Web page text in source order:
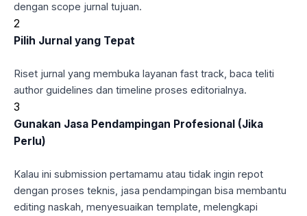
dengan scope jurnal tujuan.
2
Pilih Jurnal yang Tepat
Riset jurnal yang membuka layanan fast track, baca teliti
author guidelines dan timeline proses editorialnya.
3
Gunakan Jasa Pendampingan Profesional (Jika
Perlu)
Kalau ini submission pertamamu atau tidak ingin repot
dengan proses teknis, jasa pendampingan bisa membantu
editing naskah, menyesuaikan template, melengkapi